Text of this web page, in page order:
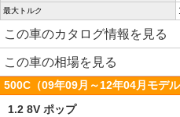
最大トルク
この車のカタログ情報を見る
この車の相場を見る
500C（09年09月～12年04月モデ
1.2 8V ポップ